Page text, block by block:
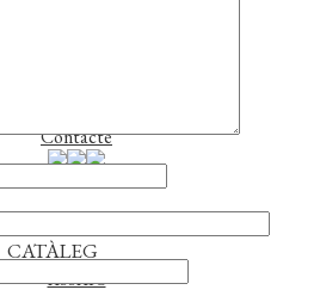
Contacte
CATÀLEG
ASSAIG